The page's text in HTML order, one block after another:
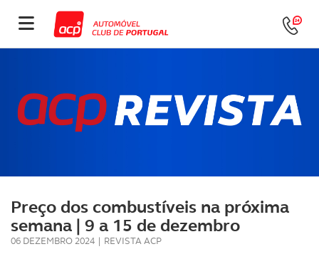
Preço dos combustíveis na próxima
semana | 9 a 15 de dezembro
06 DEZEMBRO 2024 | REVISTA ACP